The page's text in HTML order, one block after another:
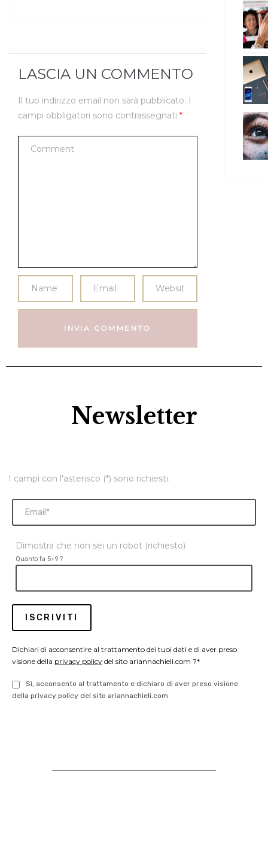
LASCIA UN COMMENTO
Il tuo indirizzo email non sarà pubblicato. I
campi obbligatori sono contrassegnati *
Newsletter
I campi con l'asterisco (*) sono richiesti.
Dimostra che non sei un robot (richiesto)
Quanto fa 5+9 ?
Dichiari di acconsentire al trattamento dei tuoi dati e di aver preso
visione della privacy policy del sito ariannachieli.com ?*
Sì, acconsento al trattamento e dichiaro di aver preso visione
della privacy policy del sito ariannachieli.com